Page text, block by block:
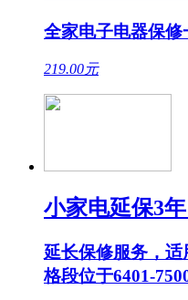
全家电子电器保修
219.00元
小家电延保3年
延长保修服务，
格段位于6401-